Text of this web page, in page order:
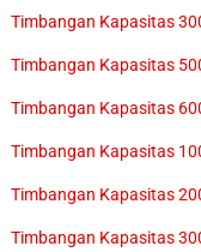
Timbangan Kapasitas
Timbangan Kapasitas
Timbangan Kapasitas
Timbangan Kapasitas
Timbangan Kapasitas
Timbangan Kapasitas